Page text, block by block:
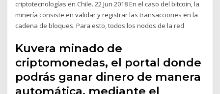
criptotecnologías en Chile. 22 Jun 2018 En el caso del bitcoin, la
minería consiste en validar y registrar las transacciones en la
cadena de bloques. Para esto, todos los nodos de la red
Kuvera minado de
criptomonedas, el portal donde
podrás ganar dinero de manera
automática, mediante el